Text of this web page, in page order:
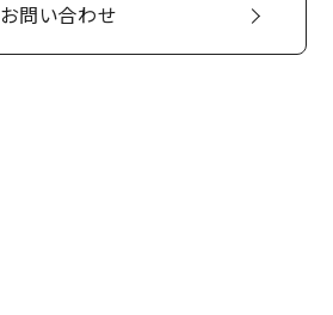
お問い合わせ